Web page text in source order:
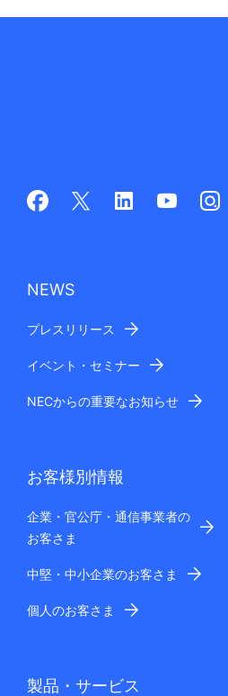
NEWS
プレスリリース
イベント・セミナー
NECからの重要なお知らせ
お客様別情報
企業・官公庁・通信事業者の
お客さま
中堅・中小企業のお客さま
個人のお客さま
製品・サービス